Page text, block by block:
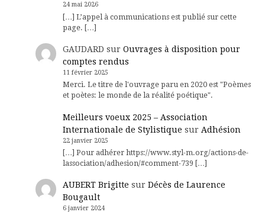
24 mai 2026
[…] L’appel à communications est publié sur cette
page. […]
GAUDARD sur Ouvrages à disposition pour
comptes rendus
11 février 2025
Merci. Le titre de l'ouvrage paru en 2020 est "Poèmes
et poètes: le monde de la réalité poétique".
Meilleurs voeux 2025 – Association
Internationale de Stylistique sur Adhésion
22 janvier 2025
[…] Pour adhérer https://www.styl-m.org/actions-de-
lassociation/adhesion/#comment-739 […]
AUBERT Brigitte sur Décès de Laurence
Bougault
6 janvier 2024